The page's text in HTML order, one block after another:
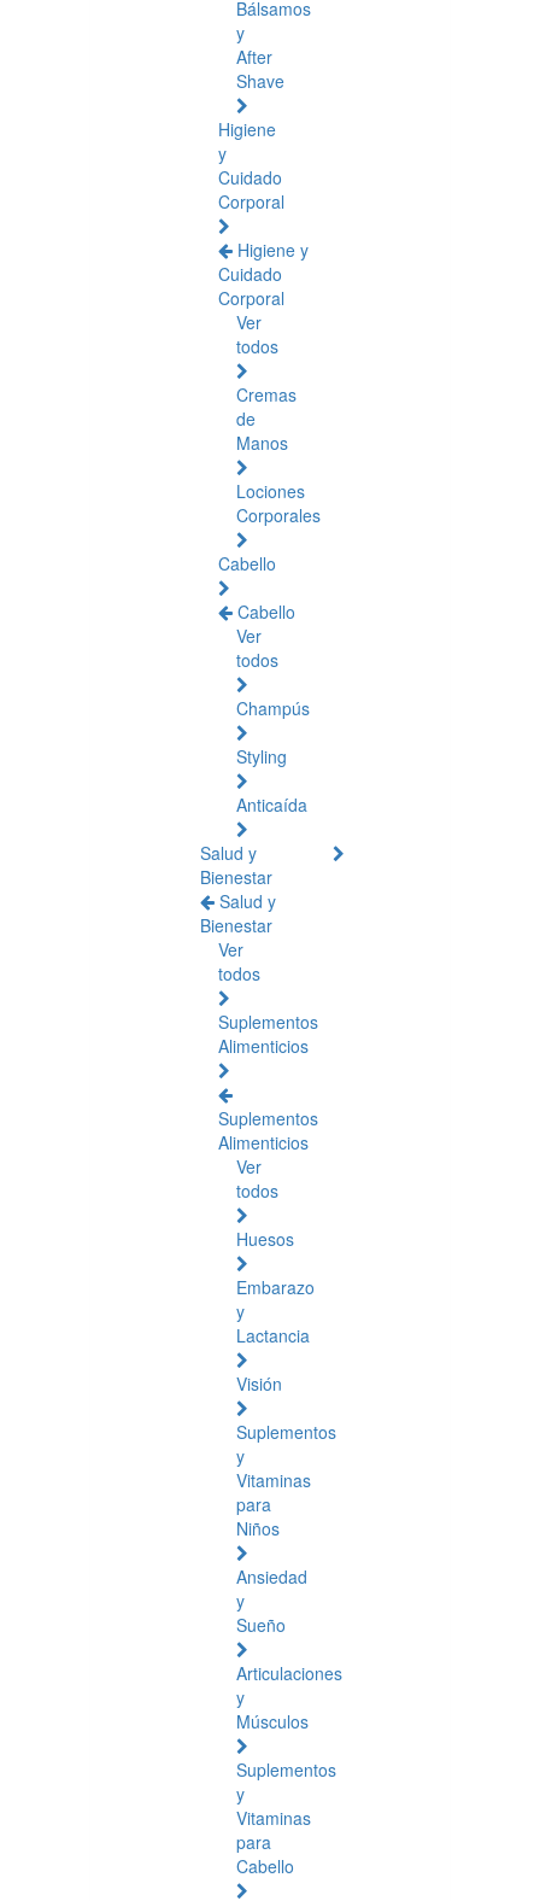
Bálsamos
y
After
Shave
Higiene
y
Cuidado
Corporal
Higiene y
Cuidado
Corporal
Ver
todos
Cremas
de
Manos
Lociones
Corporales
Cabello
Cabello
Ver
todos
Champús
Styling
Anticaída
Salud y
Bienestar
Salud y
Bienestar
Ver
todos
Suplementos
Alimenticios
Suplementos
Alimenticios
Ver
todos
Huesos
Embarazo
y
Lactancia
Visión
Suplementos
y
Vitaminas
para
Niños
Ansiedad
y
Sueño
Articulaciones
y
Músculos
Suplementos
y
Vitaminas
para
Cabello